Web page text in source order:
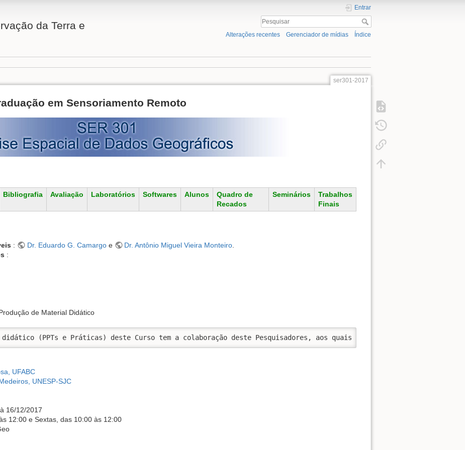
da Terra e
Entrar
Alterações recentes Gerenciador de mídias Índice
ser301-2017
em Sensoriamento Remoto
Bibliografia Avaliação Laboratórios Softwares Alunos
Quadro de
Recados
Seminários
Trabalhos
Finais
: Dr. Eduardo G. Camargoe Dr. Antônio Miguel Vieira Monteiro
:
de Material Didático
(PPTs e Práticas) deste Curso tem a colaboração deste Pesquisadores, aos quais agradecemos muito!
UFABC
UNESP-SJC
16/12/2017
12:00 e Sextas, das 10:00 às 12:00